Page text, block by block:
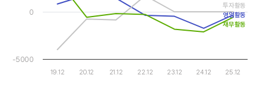
운전자본 회전일수는 매출채권 회전일수 + 재고자산 회전일수 - 매입채무 회전일수로
계산합니다. 매출채권 회전일수는 제품 판매 후 거래처로부터 현금으로 회수하는데 걸리는
일수를 말하며 낮을수록 좋습니다. 재고자산 회전일수는 원재료를 매입해 생산, 판매할
19.12 20.12 21.12 22.12 23.12 24.12 25.12
-5000
0 영업활동
투자활동
재무활동